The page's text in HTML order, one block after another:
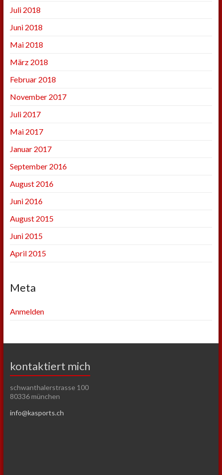
Juli 2018
Juni 2018
Mai 2018
März 2018
Februar 2018
November 2017
Juli 2017
Mai 2017
Januar 2017
September 2016
August 2016
Juni 2016
August 2015
Juni 2015
April 2015
Meta
Anmelden
kontaktiert mich
schwanthalerstrasse 100
80336 münchen
info@kasports.ch